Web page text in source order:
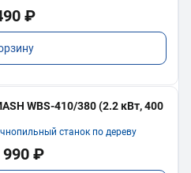
₽
WBS-410/380 (2.2 кВт, 400
станок по дереву
990 ₽